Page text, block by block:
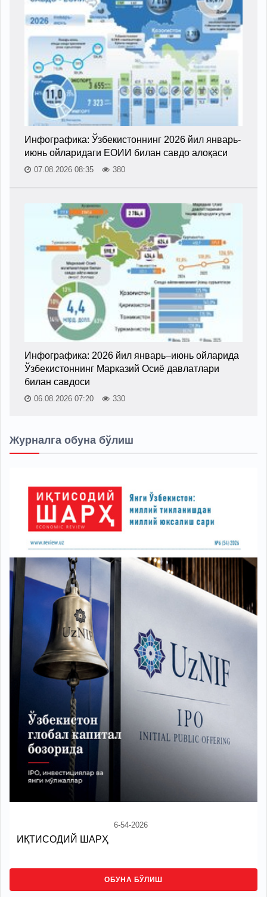
Инфографика: Ўзбекистоннинг 2026 йил январь-
июнь ойларидаги ЕОИИ билан савдо алоқаси
07.08.2026 08:35 380
Инфографика: 2026 йил январь–июнь ойларида
Ўзбекистоннинг Марказий Осиё давлатлари
билан савдоси
06.08.2026 07:20 330
Журналга обуна бўлиш
6-54-2026
ИҚТИСОДИЙ ШАРҲ
ОБУНА БЎЛИШ